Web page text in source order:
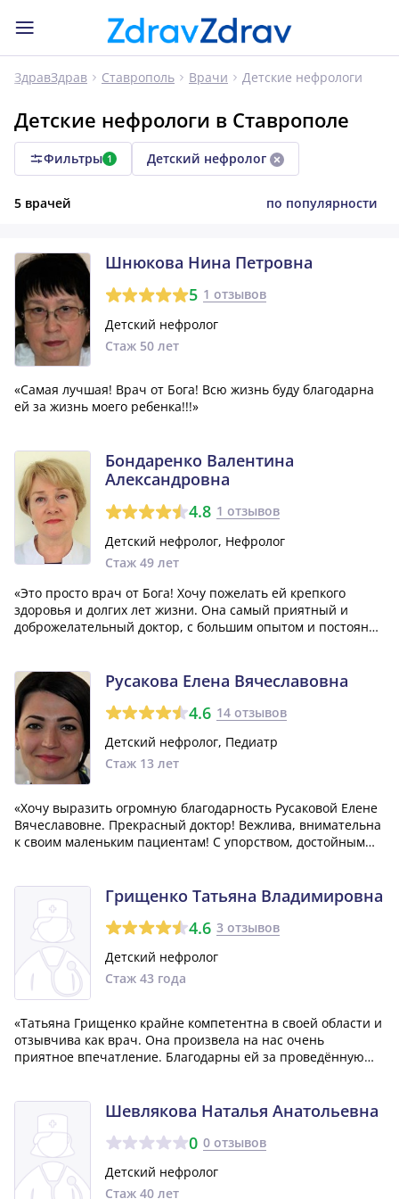
ЗдравЗдрав Ставрополь Врачи Детские нефрологи
Детские нефрологи в Ставрополе
Фильтры 1 Детский нефролог
5 врачей по популярности
Шнюкова Нина Петровна
5 1 отзывов
Детский нефролог
Стаж 50 лет
«Самая лучшая! Врач от Бога! Всю жизнь буду благодарна
ей за жизнь моего ребенка!!!»
Бондаренко Валентина
Александровна
4.8 1 отзывов
Детский нефролог, Нефролог
Стаж 49 лет
«Это просто врач от Бога! Хочу пожелать ей крепкого
здоровья и долгих лет жизни. Она самый приятный и
доброжелательный доктор, с большим опытом и постоянно
проблемами.»
Русакова Елена Вячеславовна
4.6 14 отзывов
Детский нефролог, Педиатр
Стаж 13 лет
«Хочу выразить огромную благодарность Русаковой Елене
Вячеславовне. Прекрасный доктор! Вежлива, внимательна
к своим маленьким пациентам! С упорством, достойным
внимательны. С уважением Гу...»
Грищенко Татьяна Владимировна
4.6 3 отзывов
Детский нефролог
Стаж 43 года
«Татьяна Грищенко крайне компетентна в своей области и
отзывчива как врач. Она произвела на нас очень
приятное впечатление. Благодарны ей за проведённую
ответила на все интересующие нас как родителе...»
Шевлякова Наталья Анатольевна
0 0 отзывов
Детский нефролог
Стаж 40 лет